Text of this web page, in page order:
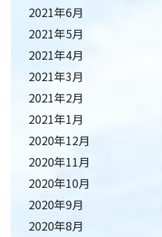
2021年6月
2021年5月
2021年4月
2021年3月
2021年2月
2021年1月
2020年12月
2020年11月
2020年10月
2020年9月
2020年8月